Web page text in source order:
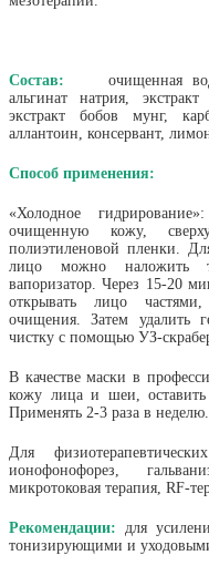
Состав: очищенная
альгинат натрия,
экстракт бобов мунг,
аллантоин, консервант,
Способ применения:
«Холодное
очищенную кожу,
полиэтиленовой пленки.
лицо можно наложить
вапоризатор. Через 15-20
открывать лицо
очищения. Затем удалить
чистку с помощью УЗ-
В качестве маски в
кожу лица и шеи,
Применять 2-3 раза в неделю.
Для
ионофонофорез,
микротоковая терапия, RF-
Рекомендации:
для
тонизирующими и